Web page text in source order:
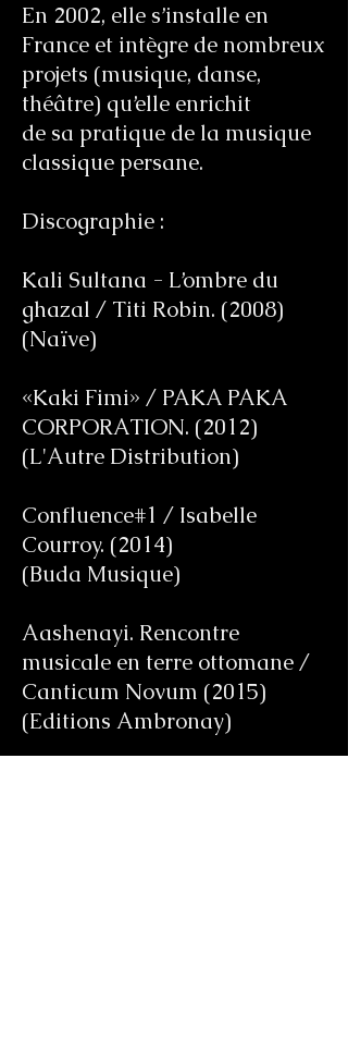
En 2002, elle s’installe en
France et intègre de nombreux
projets (musique, danse,
théâtre) qu’elle enrichit
de sa pratique de la musique
classique persane.
Discographie :
Kali Sultana - L’ombre du
ghazal / Titi Robin. (2008)
(Naïve)
«Kaki Fimi» / PAKA PAKA
CORPORATION. (2012)
(L'Autre Distribution)
Confluence#1 / Isabelle
Courroy. (2014)
(Buda Musique)
Aashenayi. Rencontre
musicale en terre ottomane /
Canticum Novum (2015)
(Editions Ambronay)